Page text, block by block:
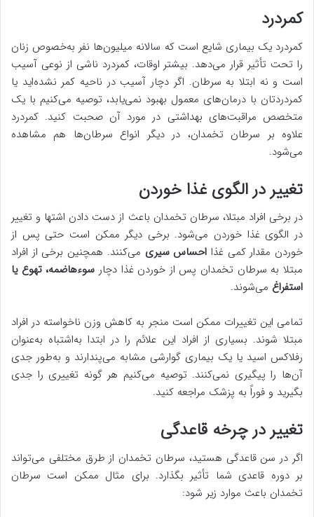
کمردرد
کمردرد یک بیماری شایع است که سالانه میلیون‌ها نفر به‌خصوص زنان
را تحت تأثیر قرار می‌دهد. بیشتر اوقات، کمردرد ناشی از نوعی آسیب
است و نه ابتلا به سرطان. اگر دچار آسیب در ناحیه کمر نشده‌اید یا
کمردردتان با درمان‌های معمول بهبود نمی‌یابد، توصیه می‌کنیم با یک
متخصص مراقبت‌های بهداشتی در مورد آن صحبت کنید. کمردرد
علاوه بر سرطان تخمدان، در دیگر انواع سرطان‌ها هم مشاهده
می‌شود.
تغییر در الگوی غذا خوردن
در برخی افراد مبتلا، سرطان تخمدان باعث از دست دادن اشتها و تغییر
در الگوی غذا خوردن می‌شود. برخی دیگر ممکن است حتی پس از
خوردن مقدار کمی غذا احساس سیری می‌کنند. همچنین برخی از افراد
مبتلا به سرطان تخمدان پس از خوردن غذا دچار سوءهاضمه، تهوع یا
استفراغ می‌شوند.
تمامی این تغییرات ممکن است منجر به کاهش وزن ناخواسته در افراد
مبتلا شوند. بسیاری از افراد این علائم را در ابتدا به‌اشتباه به‌عنوان
رفلاکس اسید یا یک بیماری گوارشی مشابه می‌پندارند و به‌طور جدی
آن‌ها را پیگیری نمی‌کنند. توصیه می‌کنیم هر گونه تغییری را جدی
بگیرید و فوراً به پزشک مراجعه کنید.
تغییر در چرخه قاعدگی
اگر در سن قاعدگی هستید، سرطان تخمدان از طرق مختلفی می‌تواند
بر دوره قاعدی شما تأثیر بگذارد. برای مثال ممکن است سرطان
تخمدان باعث موارد زیر شود: